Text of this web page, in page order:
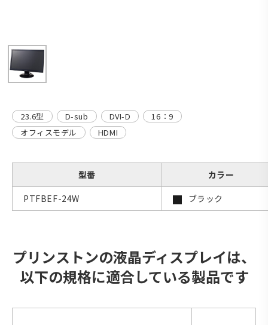
23.6型 D-sub DVI-D
16：9
オフィスモデル
HDMI
型番
カラー
PTFBEF-24W
ブラック
プリンストンの液晶ディスプレイは、
以下の規格に適合している製品です